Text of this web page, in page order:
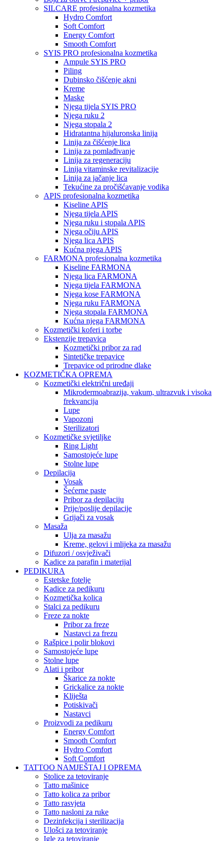
SILCARE profesionalna kozmetika
Hydro Comfort
Soft Comfort
Energy Comfort
Smooth Comfort
SYIS PRO profesionalna kozmetika
Ampule SYIS PRO
Piling
Dubinsko čišćenje akni
Kreme
Maske
Njega tijela SYIS PRO
Njega ruku 2
Njega stopala 2
Hidratantna hijaluronska linija
Linija za čišćenje lica
Linija za pomlađivanje
Linija za regeneraciju
Linija vitaminske revitalizacije
Linija za jačanje lica
Tekućine za pročišćavanje vodika
APIS profesionalna kozmetika
Kiseline APIS
Njega tijela APIS
Njega ruku i stopala APIS
Njega očiju APIS
Njega lica APIS
Kućna njega APIS
FARMONA profesionalna kozmetika
Kiseline FARMONA
Njega lica FARMONA
Njega tijela FARMONA
Njega kose FARMONA
Njega ruku FARMONA
Njega stopala FARMONA
Kućna njega FARMONA
Kozmetički koferi i torbe
Ekstenzije trepavica
Kozmetički pribor za rad
Sintetičke trepavice
Trepavice od prirodne dlake
KOZMETIČKA OPREMA
Kozmetički električni uređaji
Mikrodermoabrazija, vakum, ultrazvuk i visoka
frekvancija
Lupe
Vapozoni
Sterilizatori
Kozmetičke svjetiljke
Ring Light
Samostojeće lupe
Stolne lupe
Depilacija
Vosak
Šećerne paste
Pribor za depilaciju
Prije/poslije depilacije
Grijači za vosak
Masaža
Ulja za masažu
Kreme, gelovi i mlijeka za masažu
Difuzori / osvježivači
Kadice za parafin i materijal
PEDIKURA
Estetske fotelje
Kadice za pedikuru
Kozmetička kolica
Stalci za pedikuru
Freze za nokte
Pribor za freze
Nastavci za frezu
Rašpice i polir blokovi
Samostojeće lupe
Stolne lupe
Alati i pribor
Škarice za nokte
Grickalice za nokte
Kliješta
Potiskivači
Nastavci
Proizvodi za pedikuru
Energy Comfort
Smooth Comfort
Hydro Comfort
Soft Comfort
TATTOO NAMJEŠTAJ I OPREMA
Stolice za tetoviranje
Tatto mašinice
Tatto kolica za pribor
Tatto rasvjeta
Tatto nasloni za ruke
Dezinfekcija i sterilizacija
Ulošci za tetoviranje
Igle za tetoviranje